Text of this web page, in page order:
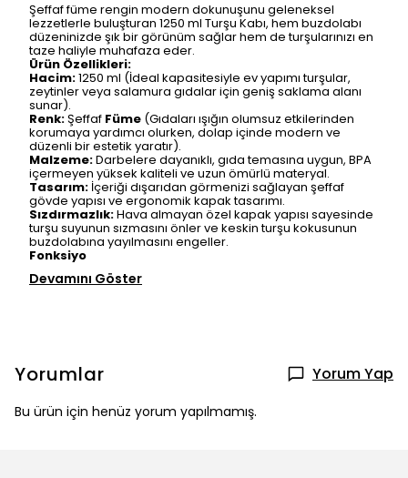
Şeffaf füme rengin modern dokunuşunu geleneksel
lezzetlerle buluşturan 1250 ml Turşu Kabı, hem buzdolabı
düzeninizde şık bir görünüm sağlar hem de turşularınızı en
taze haliyle muhafaza eder.
Ürün Özellikleri:
Hacim:1250 ml (İdeal kapasitesiyle ev yapımı turşular,
zeytinler veya salamura gıdalar için geniş saklama alanı
sunar).
Renk:Şeffaf Füme (Gıdaları ışığın olumsuz etkilerinden
korumaya yardımcı olurken, dolap içinde modern ve
düzenli bir estetik yaratır).
Malzeme:Darbelere dayanıklı, gıda temasına uygun, BPA
içermeyen yüksek kaliteli ve uzun ömürlü materyal.
Tasarım: İçeriği dışarıdan görmenizi sağlayan şeffaf
gövde yapısı ve ergonomik kapak tasarımı.
Sızdırmazlık:Hava almayan özel kapak yapısı sayesinde
turşu suyunun sızmasını önler ve keskin turşu kokusunun
buzdolabına yayılmasını engeller.
Fonksiyo
Devamını Göster
Yorumlar Yorum Yap
Bu ürün için henüz yorum yapılmamış.